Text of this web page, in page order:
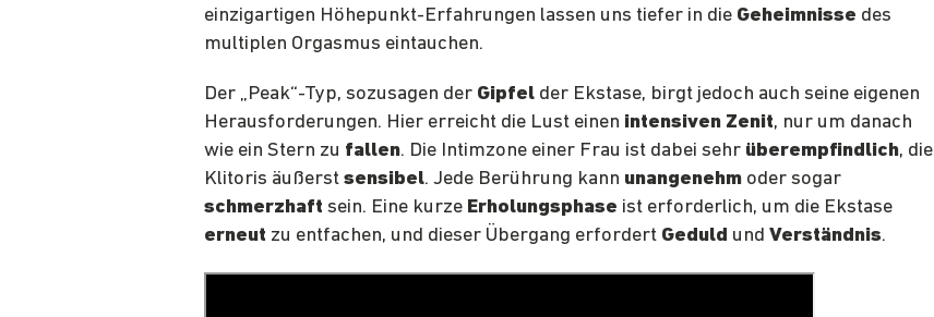
einzigartigen Höhepunkt-Erfahrungen lassen uns tiefer in die Geheimnisse des
multiplen Orgasmus eintauchen.
Der „Peak“-Typ, sozusagen der Gipfel der Ekstase, birgt jedoch auch seine eigenen
Herausforderungen. Hier erreicht die Lust einen intensiven Zenit, nur um danach
wie ein Stern zu fallen. Die Intimzone einer Frau ist dabei sehr überempfindlich, die
Klitoris äußerst sensibel. Jede Berührung kann unangenehm oder sogar
schmerzhaft sein. Eine kurze Erholungsphase ist erforderlich, um die Ekstase
erneut zu entfachen, und dieser Übergang erfordert Geduld und Verständnis.